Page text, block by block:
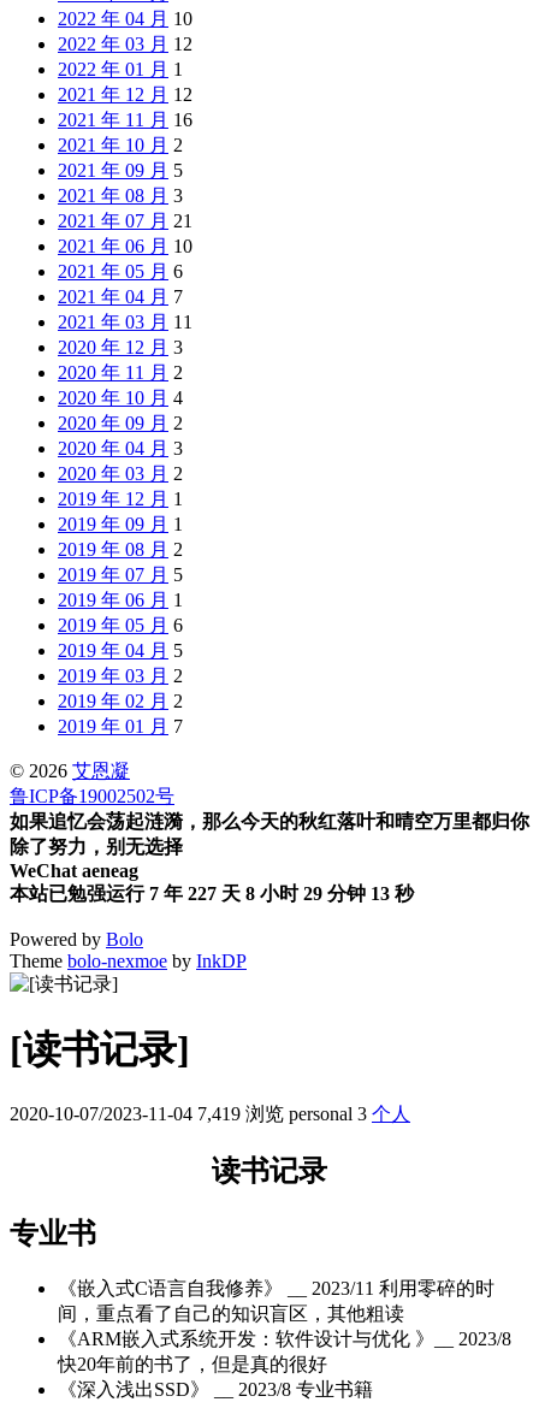
2022 年 04 月 10
2022 年 03 月 12
2022 年 01 月 1
2021 年 12 月 12
2021 年 11 月 16
2021 年 10 月 2
2021 年 09 月 5
2021 年 08 月 3
2021 年 07 月 21
2021 年 06 月 10
2021 年 05 月 6
2021 年 04 月 7
2021 年 03 月 11
2020 年 12 月 3
2020 年 11 月 2
2020 年 10 月 4
2020 年 09 月 2
2020 年 04 月 3
2020 年 03 月 2
2019 年 12 月 1
2019 年 09 月 1
2019 年 08 月 2
2019 年 07 月 5
2019 年 06 月 1
2019 年 05 月 6
2019 年 04 月 5
2019 年 03 月 2
2019 年 02 月 2
2019 年 01 月 7
© 2026 艾恩凝
鲁ICP备19002502号
如果追忆会荡起涟漪，那么今天的秋红落叶和晴空万里都归你
除了努力，别无选择
WeChat aeneag
本站已勉强运行 7 年 227 天 8 小时 29 分钟 13 秒
Powered by Bolo
Theme bolo-nexmoe by InkDP
[读书记录]
2020-10-07/2023-11-04 7,419 浏览 personal 3 个人
读书记录
专业书
《嵌入式C语言自我修养》 __ 2023/11 利用零碎的时
间，重点看了自己的知识盲区，其他粗读
《ARM嵌入式系统开发：软件设计与优化 》__ 2023/8
快20年前的书了，但是真的很好
《深入浅出SSD》 __ 2023/8 专业书籍